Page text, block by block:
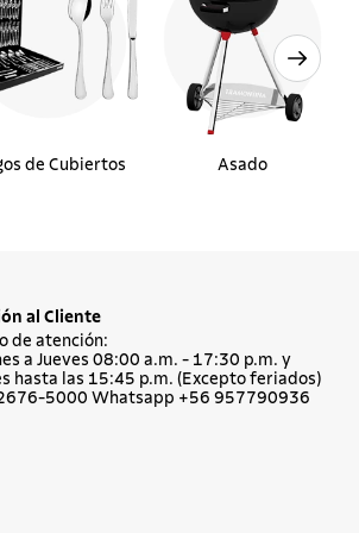
de Cubiertos Asado
al Cliente
de atención:
a Jueves 08:00 a.m. - 17:30 p.m. y
hasta las 15:45 p.m. (Excepto feriados)
5000 Whatsapp +56 957790936